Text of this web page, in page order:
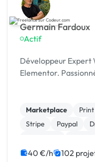
Germain Fardoux
Actif
Développeur Expert
Elementor.
Marketplace
Stripe
Paypal
Système de paiement
40 €/h 102